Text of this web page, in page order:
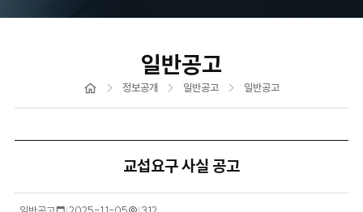
일반공고
정보공개 일반공고 일반공고
교섭요구 사실 공고